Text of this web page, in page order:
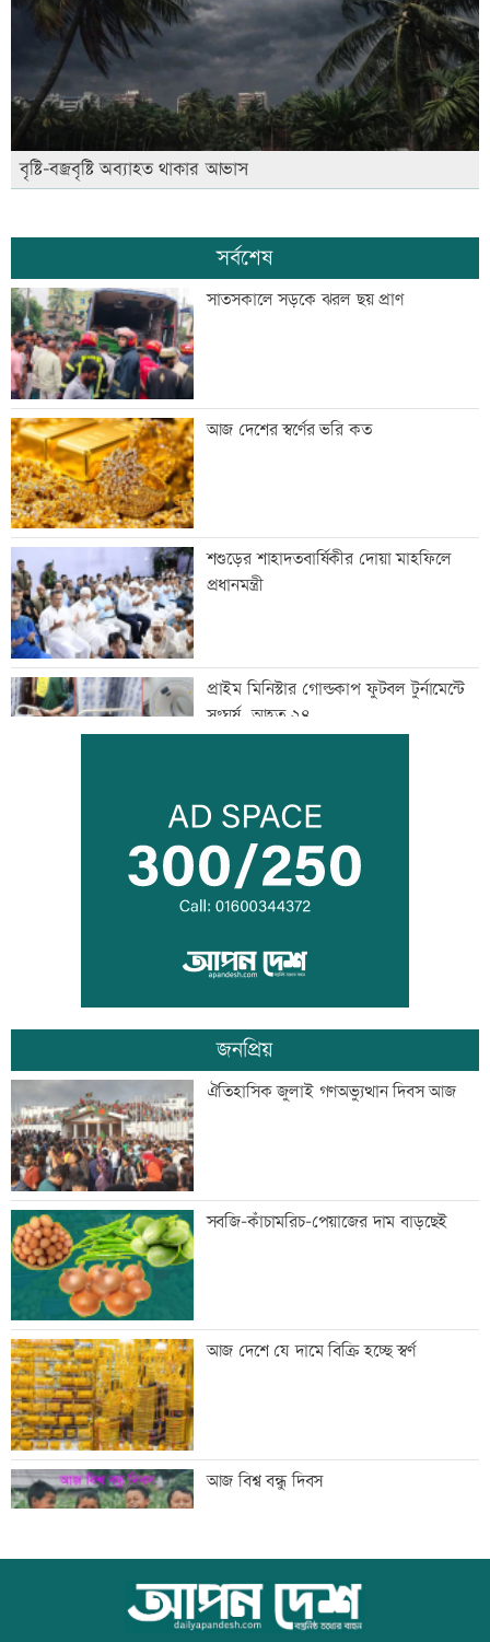
বৃষ্টি-বজ্রবৃষ্টি অব্যাহত থাকার আভাস
সর্বশেষ
সাতসকালে সড়কে ঝরল ছয় প্রাণ
আজ দেশের স্বর্ণের ভরি কত
শশুড়ের শাহাদতবার্ষিকীর দোয়া মাহফিলে
প্রধানমন্ত্রী
প্রাইম মিনিস্টার গোল্ডকাপ ফুটবল টুর্নামেন্টে
সংঘর্ষ, আহত ২৪
এসএসসির ফলপ্রকাশ ১০ আগস্ট, যেভাবে
জানা যাবে
দরপত্র ছাড়াই ২০০ ইলেকট্রিক বাস কেনার
নীতিগত অনুমোদন
তনু হত্যার আসামি সাবেক সেনাসদস্য
হাফিজুরকে আত্মসমর্পণের নির্দেশ
দুদকের মামলায় ঢাকা ব্যাংকের ৪ কর্মকর্তার
কারাদণ্ড
জিয়াউর রহমান দেশে প্রথম সবুজ বিপ্লবের
ডাক দিয়েছিলেন: পরিবেশমন্ত্রী
প্রথম শ্রেণিতে ভর্তি লটারিতে
মেঘনার ভাঙনরোধে জিও ব্যাগ প্রকল্পে
অনিয়ম, এলাকাবাসীর মানববন্ধন
জনপ্রিয়
ঐতিহাসিক জুলাই গণঅভ্যুত্থান দিবস আজ
সবজি-কাঁচামরিচ-পেয়াজের দাম বাড়ছেই
আজ দেশে যে দামে বিক্রি হচ্ছে স্বর্ণ
আজ বিশ্ব বন্ধু দিবস
স্কুল ছাত্রীকে দলবদ্ধ ধর্ষণসহ ভিডিও ধারণ